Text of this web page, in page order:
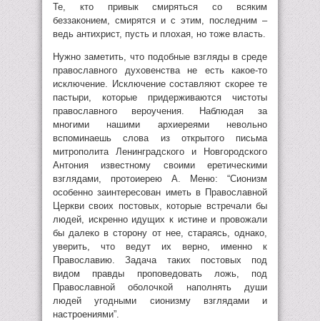
Те, кто привык смиряться со всяким
беззаконием, смирятся и с этим, последним –
ведь антихрист, пусть и плохая, но тоже власть.
Нужно заметить, что подобные взгляды в среде
православного духовенства не есть какое-то
исключение. Исключение составляют скорее те
пастыри, которые придерживаются чистоты
православного вероучения. Наблюдая за
многими нашими архиереями невольно
вспоминаешь слова из открытого письма
митрополита Ленинградского и Новгородского
Антония известному своими еретическими
взглядами, протоиерею А. Меню: “Сионизм
особенно заинтересован иметь в Православной
Церкви своих постовых, которые встречали бы
людей, искренно идущих к истине и провожали
бы далеко в сторону от нее, стараясь, однако,
уверить, что ведут их верно, именно к
Православию. Задача таких постовых под
видом правды проповедовать ложь, под
Православной оболочкой наполнять души
людей угодными сионизму взглядами и
настроениями”.